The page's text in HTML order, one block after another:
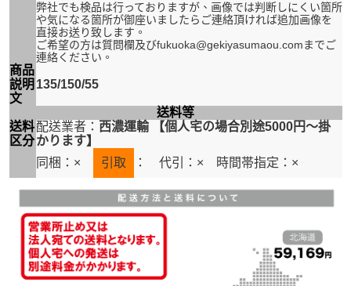
弊社でも検品は行っておりますが、画像では判断しにくい箇所
や気になる箇所が御座いましたらご連絡頂ければ追加画像を
直接お送り致します。
ご希望の方は質問欄及びfukuoka@gekiyasumaou.comまでご
連絡ください。
商品
説明
文
135/150/55
送料等
送料
区分
配送業者： 西濃運輸 【個人宅の場合別途5000円～掛
かります】
同梱：×
引取 ： 代引：× 時間帯指定：×